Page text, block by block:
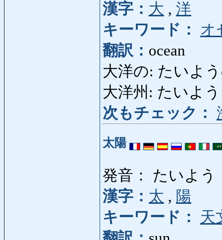
漢字： 大 , 洋
キーワード：
オ
翻訳： ocean
大洋の: たいよう
大洋州: たいよ
次もチェック：
太陽
発音： たいよう
漢字： 太 , 陽
キーワード：
天